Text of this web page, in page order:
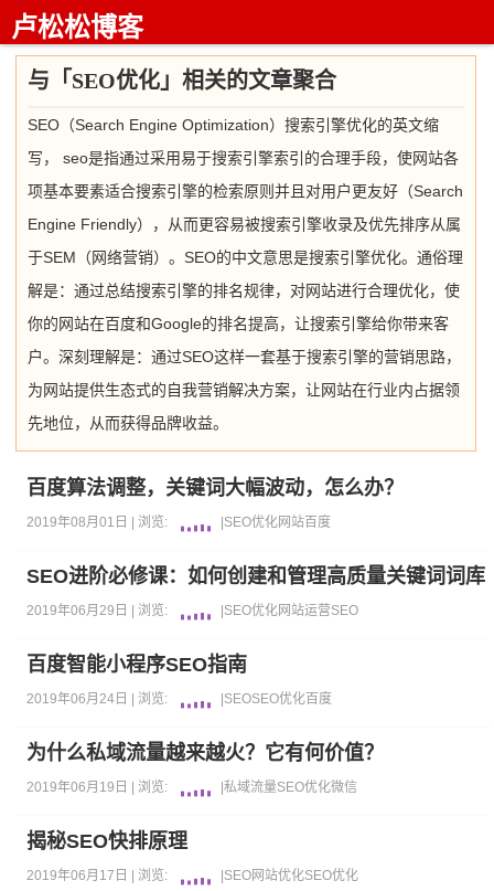
卢松松博客
与「SEO优化」相关的文章聚合
SEO（Search Engine Optimization）搜索引擎优化的英文缩
写， seo是指通过采用易于搜索引擎索引的合理手段，使网站各
项基本要素适合搜索引擎的检索原则并且对用户更友好（Search
Engine Friendly），从而更容易被搜索引擎收录及优先排序从属
于SEM（网络营销）。SEO的中文意思是搜索引擎优化。通俗理
解是：通过总结搜索引擎的排名规律，对网站进行合理优化，使
你的网站在百度和Google的排名提高，让搜索引擎给你带来客
户。深刻理解是：通过SEO这样一套基于搜索引擎的营销思路，
为网站提供生态式的自我营销解决方案，让网站在行业内占据领
先地位，从而获得品牌收益。
百度算法调整，关键词大幅波动，怎么办？
2019年08月01日 | 浏览: SEO优化网站百度
SEO进阶必修课：如何创建和管理高质量关键词词库
2019年06月29日 | 浏览: SEO优化网站运营SEO
百度智能小程序SEO指南
2019年06月24日 | 浏览: SEOSEO优化百度
为什么私域流量越来越火？它有何价值？
2019年06月19日 | 浏览: |私域流量SEO优化微信
揭秘SEO快排原理
2019年06月17日 | 浏览: SEO网站优化SEO优化